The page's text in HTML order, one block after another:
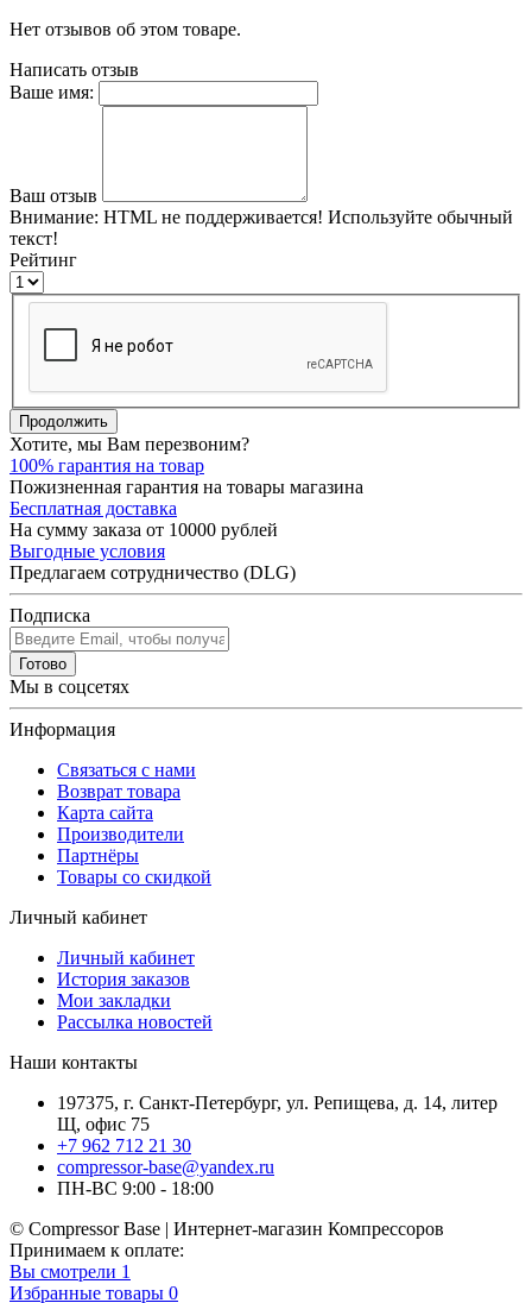
Нет отзывов об этом товаре.
Написать отзыв
Ваше имя:
Ваш отзыв
Внимание: HTML не поддерживается! Используйте обычный
текст!
Рейтинг
Продолжить
Хотите, мы Вам перезвоним?
100% гарантия на товар
Пожизненная гарантия на товары магазина
Бесплатная доставка
На сумму заказа от 10000 рублей
Выгодные условия
Предлагаем сотрудничество (DLG)
Подписка
Готово
Мы в соцсетях
Информация
Связаться с нами
Возврат товара
Карта сайта
Производители
Партнёры
Товары со скидкой
Личный кабинет
Личный кабинет
История заказов
Мои закладки
Рассылка новостей
Наши контакты
197375, г. Санкт-Петербург, ул. Репищева, д. 14, литер
Щ, офис 75
+7 962 712 21 30
compressor-base@yandex.ru
ПН-ВС 9:00 - 18:00
© Compressor Base | Интернет-магазин Компрессоров
Принимаем к оплате:
Вы смотрели 1
Избранные товары 0